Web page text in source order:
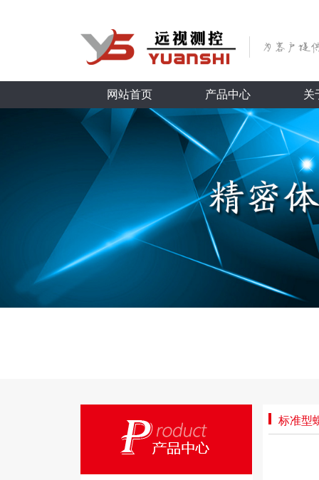
网站首页 产品中心 关
标准型